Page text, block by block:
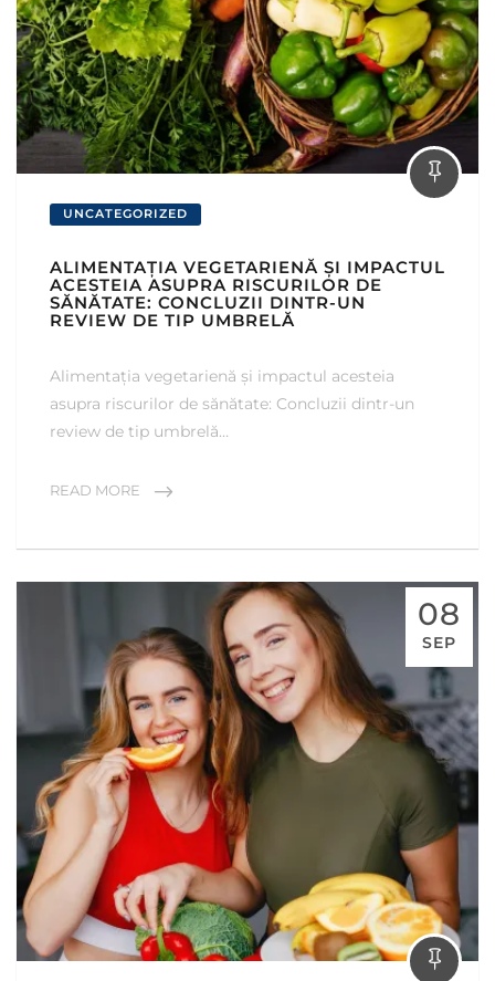
UNCATEGORIZED
ALIMENTAȚIA VEGETARIENĂ ȘI IMPACTUL
ACESTEIA ASUPRA RISCURILOR DE
SĂNĂTATE: CONCLUZII DINTR-UN
REVIEW DE TIP UMBRELĂ
Alimentația vegetarienă și impactul acesteia
asupra riscurilor de sănătate: Concluzii dintr-un
review de tip umbrelă…
READ MORE
08
SEP